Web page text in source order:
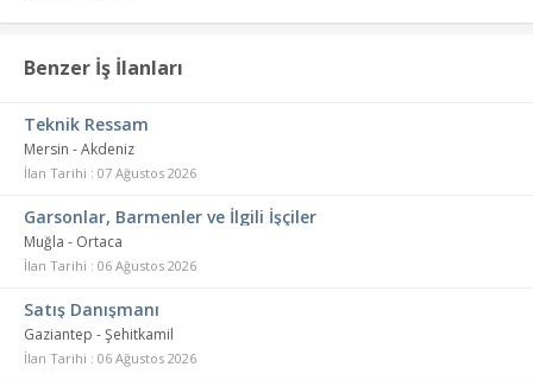
Benzer İş İlanları
Teknik Ressam
Mersin - Akdeniz
İlan Tarihi : 07 Ağustos 2026
Garsonlar, Barmenler ve İlgili İşçiler
Muğla - Ortaca
İlan Tarihi : 06 Ağustos 2026
Satış Danışmanı
Gaziantep - Şehitkamil
İlan Tarihi : 06 Ağustos 2026